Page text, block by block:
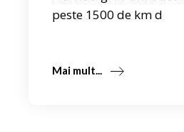
peste 1500 de km d
Mai mult...